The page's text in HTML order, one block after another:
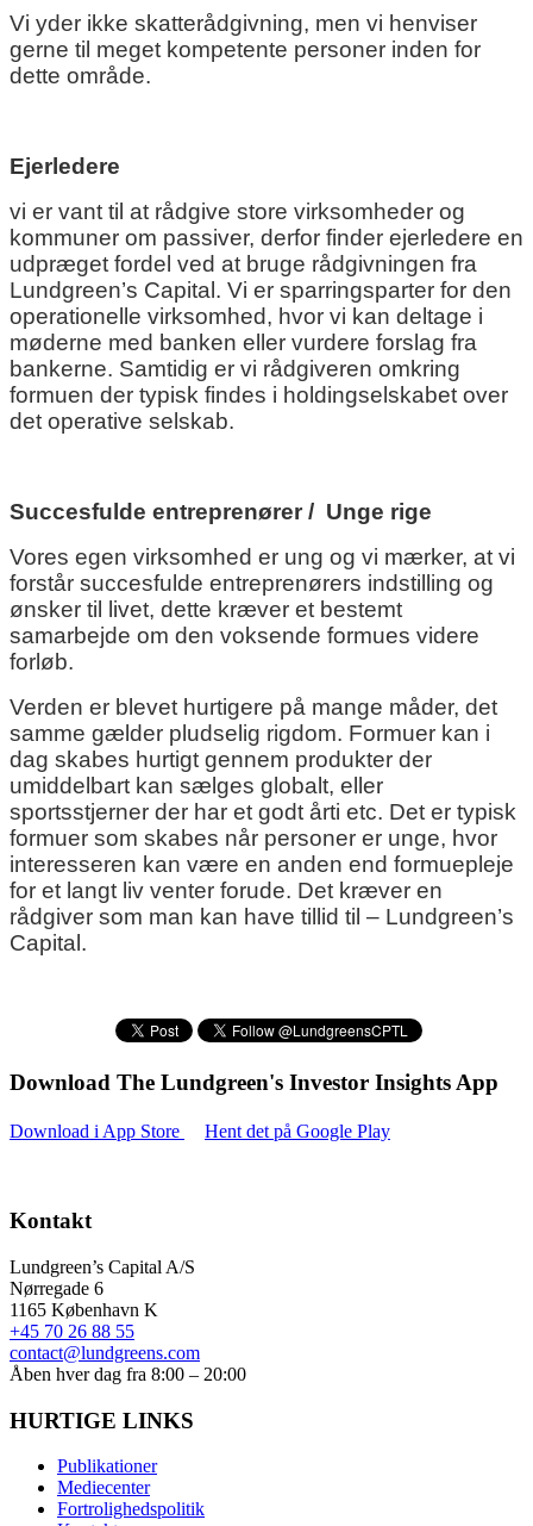
Vi yder ikke skatterådgivning, men vi henviser
gerne til meget kompetente personer inden for
dette område.
Ejerledere
vi er vant til at rådgive store virksomheder og
kommuner om passiver, derfor finder ejerledere en
udpræget fordel ved at bruge rådgivningen fra
Lundgreen’s Capital. Vi er sparringsparter for den
operationelle virksomhed, hvor vi kan deltage i
møderne med banken eller vurdere forslag fra
bankerne. Samtidig er vi rådgiveren omkring
formuen der typisk findes i holdingselskabet over
det operative selskab.
Succesfulde entreprenører / Unge rige
Vores egen virksomhed er ung og vi mærker, at vi
forstår succesfulde entreprenørers indstilling og
ønsker til livet, dette kræver et bestemt
samarbejde om den voksende formues videre
forløb.
Verden er blevet hurtigere på mange måder, det
samme gælder pludselig rigdom. Formuer kan i
dag skabes hurtigt gennem produkter der
umiddelbart kan sælges globalt, eller
sportsstjerner der har et godt årti etc. Det er typisk
formuer som skabes når personer er unge, hvor
interesseren kan være en anden end formuepleje
for et langt liv venter forude. Det kræver en
rådgiver som man kan have tillid til – Lundgreen’s
Capital.
Download The Lundgreen's Investor Insights App
Download i App Store Hent det på Google Play
Kontakt
Lundgreen’s Capital A/S
Nørregade 6
1165 København K
+45 70 26 88 55
contact@lundgreens.com
Åben hver dag fra 8:00 – 20:00
HURTIGE LINKS
Publikationer
Mediecenter
Fortrolighedspolitik